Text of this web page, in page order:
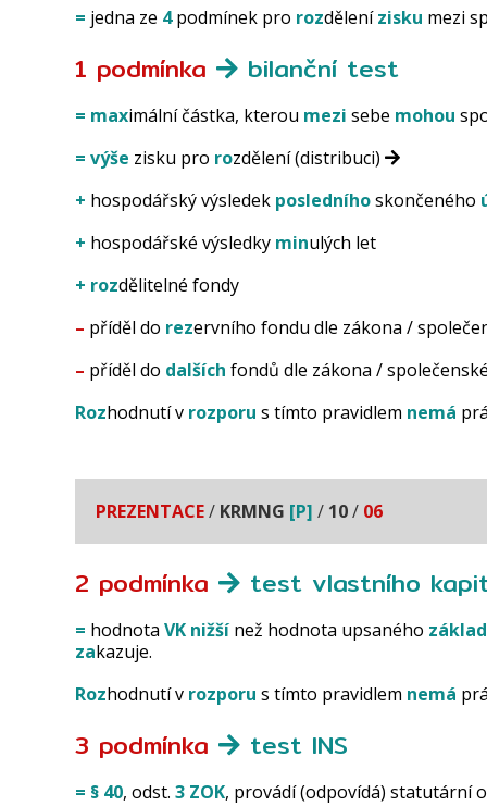
= jedna ze 4podmínek pro rozdělenízisku mezi
1 podmínka bilanční test
= maximální částka, kterou mezi sebe mohou
= výše zisku pro rozdělení (distribuci)
+ hospodářský výsledek posledníhoskončeného
+ hospodářské výsledky minulých let
+ rozdělitelné fondy
– příděl do rezervního fondu dle zákona /
– příděl do dalších fondů dle zákona /
Rozhodnutí v rozporu s tímto pravidlem nemá
PREZENTACE/ KRMNG [P] / 10/ 06
2 podmínka test vlastního
= hodnota VK nižšínež hodnota upsaného základ
zakazuje.
Rozhodnutí v rozporu s tímto pravidlem nemá
3 podmínka test INS
= § 40, odst. 3 ZOK, provádí (odpovídá) statutární